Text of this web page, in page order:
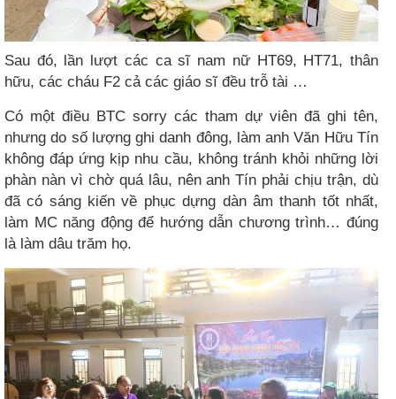
Sau đó, lần lượt các ca sĩ nam nữ HT69, HT71, thân
hữu, các cháu F2 cả các giáo sĩ đều trỗ tài …
Có một điều BTC sorry các tham dự viên đã ghi tên,
nhưng do số lượng ghi danh đông, làm anh Văn Hữu Tín
không đáp ứng kịp nhu cầu, không tránh khỏi những lời
phàn nàn vì chờ quá lâu, nên anh Tín phải chịu trận, dù
đã có sáng kiến về phục dựng dàn âm thanh tốt nhất,
làm MC năng động để hướng dẫn chương trình… đúng
là làm dâu trăm họ.